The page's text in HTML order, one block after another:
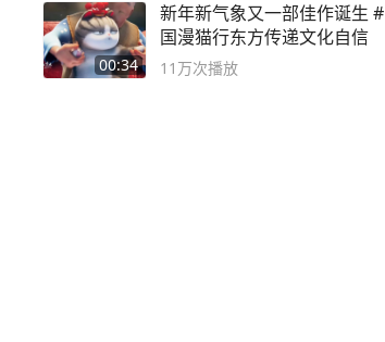
00:34
新年新气象又一部佳作诞生 #
国漫猫行东方传递文化自信
11万次播放